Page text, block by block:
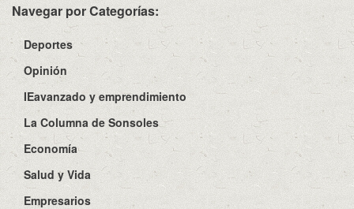
Navegar por Categorías:
Deportes
Opinión
IEavanzado y emprendimiento
La Columna de Sonsoles
Economía
Salud y Vida
Empresarios